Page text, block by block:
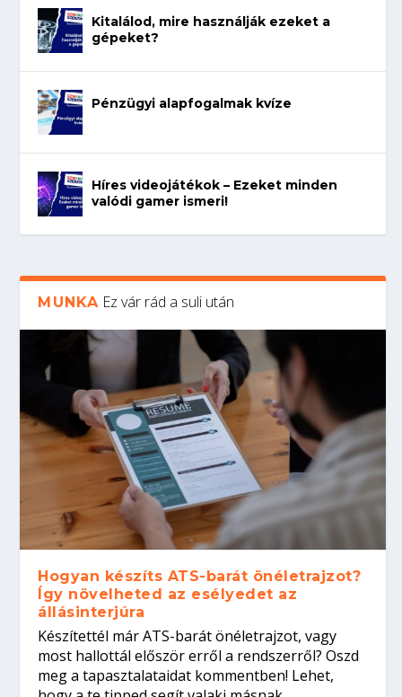
Kitalálod, mire használják ezeket a
gépeket?
Pénzügyi alapfogalmak kvíze
Híres videojátékok – Ezeket minden
valódi gamer ismeri!
MUNKA Ez vár rád a suli után
Hogyan készíts ATS-barát önéletrajzot?
Így növelheted az esélyedet az
állásinterjúra
Készítettél már ATS-barát önéletrajzot, vagy
most hallottál először erről a rendszerről? Oszd
meg a tapasztalataidat kommentben! Lehet,